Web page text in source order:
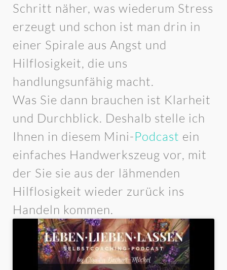
Schritt näher, was wiederum Stress
erzeugt und schon ist man drin in
einer Spirale aus Angst und
Hilflosigkeit, die uns
handlungsunfähig macht.
Was Sie dann brauchen ist Klarheit
und Durchblick. Deshalb stelle ich
Ihnen in diesem Mini-Podcast ein
einfaches Handwerkszeug vor, mit
der Sie sie aus der lähmenden
Hilflosigkeit wieder zurück ins
Handeln kommen.